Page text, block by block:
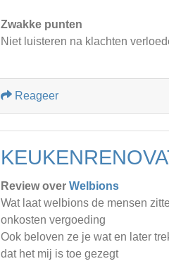
Zwakke punten
Niet luisteren na klachten
Reageer
Review over Welbions
Wat laat welbions de mensen
onkosten vergoeding
Ook beloven ze je wat en later
dat het mij is toe gezegt